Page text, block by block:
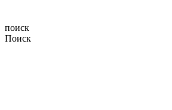
поиск
Поиск